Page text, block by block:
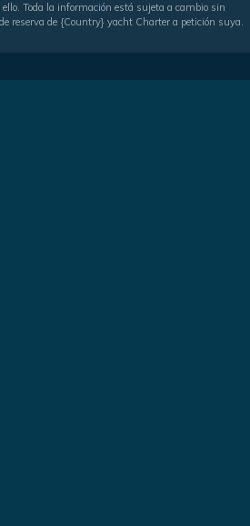
Toda la información está sujeta a cambio sin
reserva de {Country} yacht Charter a petición suya.